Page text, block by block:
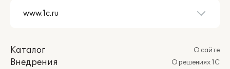
Каталог
Внедрения
О сайте
О решениях 1С